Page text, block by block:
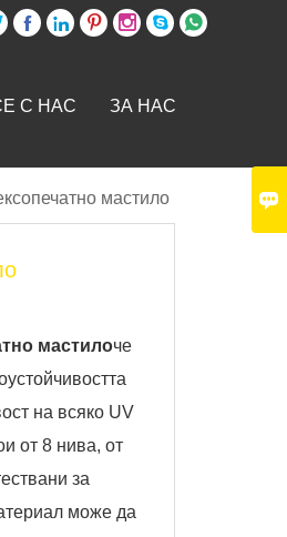
     
С НАС ЗА НАС
мастило
мастилоче
на всяко UV
от 8 нива, от
за
може да
